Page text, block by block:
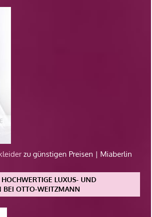
zu günstigen Preisen | Miaberlin
HOCHWERTIGE LUXUS- UND
BEI OTTO-WEITZMANN